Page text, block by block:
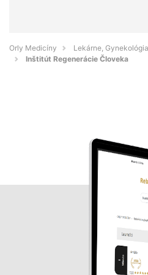
Orly Medicíny
Lekárne,
Inštitút Regenerácie Človeka